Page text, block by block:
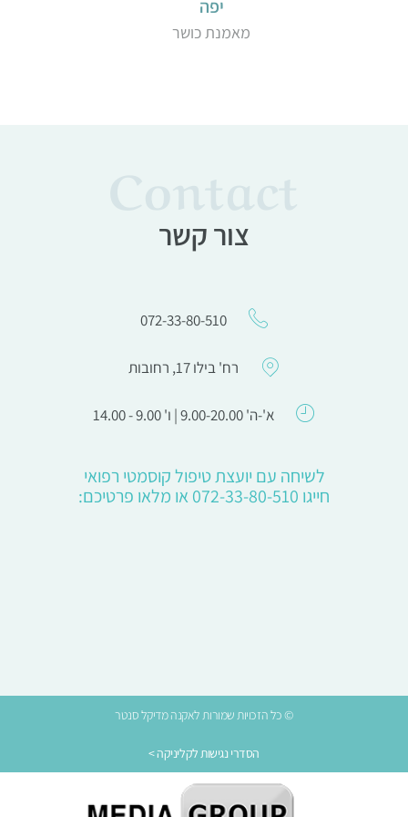
נועה
צור קשר
072-33-80-510
רח' בילו 17, רחובות
א'-ה' 9.00-20.00 | ו' 9.00 - 14.00
לשיחה עם יועצת טיפול קוסמטי רפואי
חייגו 072-33-80-510 או מלאו פרטיכם:
© כל הזכויות שמורות לאקנה מדיקל סנטר
הסדרי נגישות לקליניקה >